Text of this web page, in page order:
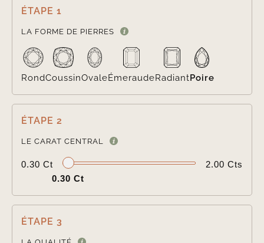
ÉTAPE 1
LA FORME DE PIERRES
RondCoussinOvaleÉmeraudeRadiantPoire
ÉTAPE 2
LE CARAT CENTRAL
0.30 Ct
2.00 Cts
0.30 Ct
ÉTAPE 3